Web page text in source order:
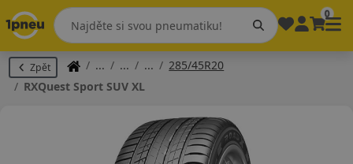
0
Zpět
285/45R20
RXQuest Sport SUV XL